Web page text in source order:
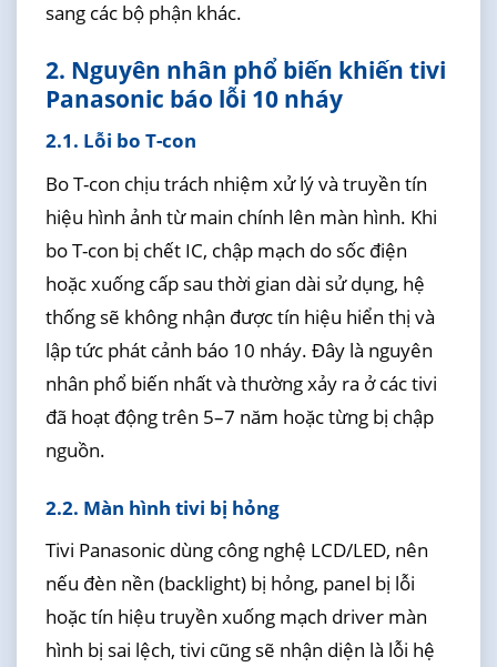
sang các bộ phận khác.
2. Nguyên nhân phổ biến khiến tivi
Panasonic báo lỗi 10 nháy
2.1. Lỗi bo T-con
Bo T-con chịu trách nhiệm xử lý và truyền tín
hiệu hình ảnh từ main chính lên màn hình. Khi
bo T-con bị chết IC, chập mạch do sốc điện
hoặc xuống cấp sau thời gian dài sử dụng, hệ
thống sẽ không nhận được tín hiệu hiển thị và
lập tức phát cảnh báo 10 nháy. Đây là nguyên
nhân phổ biến nhất và thường xảy ra ở các tivi
đã hoạt động trên 5–7 năm hoặc từng bị chập
nguồn.
2.2. Màn hình tivi bị hỏng
Tivi Panasonic dùng công nghệ LCD/LED, nên
nếu đèn nền (backlight) bị hỏng, panel bị lỗi
hoặc tín hiệu truyền xuống mạch driver màn
hình bị sai lệch, tivi cũng sẽ nhận diện là lỗi hệ